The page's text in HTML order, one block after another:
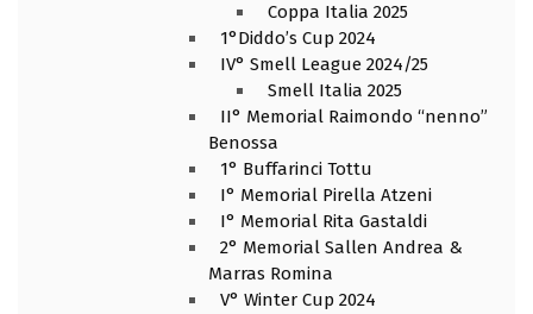
Coppa Italia 2025
1°Diddo’s Cup 2024
IV° Smell League 2024/25
Smell Italia 2025
II° Memorial Raimondo “nenno”
Benossa
1° Buffarinci Tottu
I° Memorial Pirella Atzeni
I° Memorial Rita Gastaldi
2° Memorial Sallen Andrea &
Marras Romina
V° Winter Cup 2024